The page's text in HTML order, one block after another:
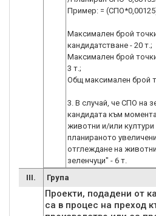
Пример: =
Максимален брой
кандидатстване - 20 т.;
Максимален брой
3 т.;
Общ максимален брой
3. В случай, че СПО на
кандидата към
животни и/или
планираното
отглеждане на
зеленчуци" - 6 т.
III.
Група
Проекти, подадени от
са в процес на преход